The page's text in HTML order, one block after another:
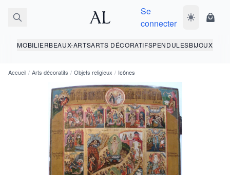
Se
connecter
Basculer le
MOBILIERBEAUX-ARTSARTS DÉCORATIFSPENDULESBIJOUX
Accueil / Arts décoratifs / Objets religieux / Icônes